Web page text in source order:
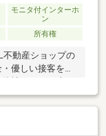
モニタ付インターホ
ン
所有権
動産ショップの
優しい接客を楽
～～～～～～～
どに掲載できな
ございます。物
3815～～～～～